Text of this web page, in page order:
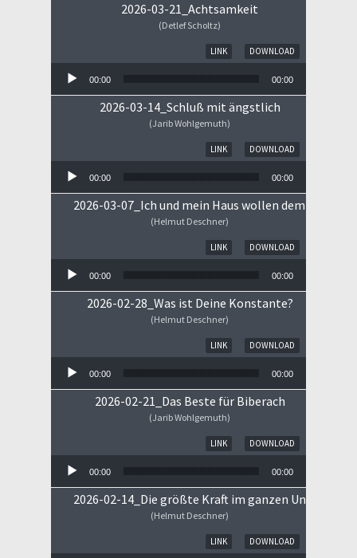
2026-03-21_Achtsamkeit
(Detlef Scholtz)
DOWNLOAD
LINK
00:00 00:00
2026-03-14_Schluß mit ängstlich
(Jarib Wohlgemuth)
DOWNLOAD
LINK
00:00 00:00
2026-03-07_Ich und mein Haus wollen dem HERRN
(Helmut Deschner)
DOWNLOAD
LINK
00:00 00:00
2026-02-28_Was ist Deine Konstante?
(Helmut Deschner)
DOWNLOAD
LINK
00:00 00:00
2026-02-21_Das Beste für Biberach
(Jarib Wohlgemuth)
DOWNLOAD
LINK
00:00 00:00
2026-02-14_Die größte Kraft im ganzen Universum
(Helmut Deschner)
DOWNLOAD
LINK